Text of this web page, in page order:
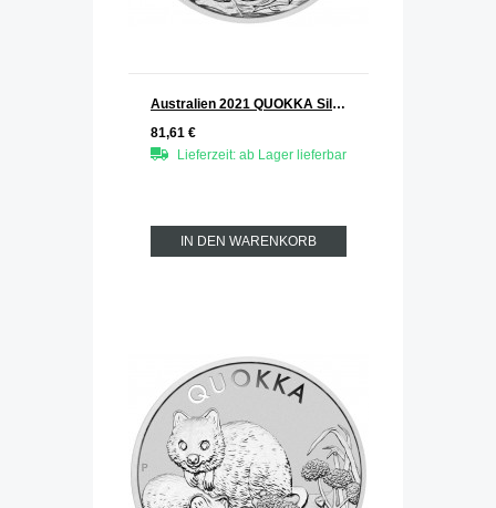
Australien 2021 QUOKKA Silber 1 oz
81,61 €
Lieferzeit: ab Lager lieferbar
IN DEN WARENKORB